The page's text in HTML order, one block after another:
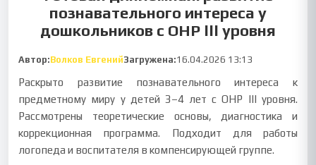
познавательного интереса у
дошкольников с ОНР III уровня
Автор:Волков ЕвгенийЗагружена:16.04.2026 13:13
Раскрыто развитие познавательного интереса к
предметному миру у детей 3–4 лет с ОНР III уровня.
Рассмотрены теоретические основы, диагностика и
коррекционная программа. Подходит для работы
логопеда и воспитателя в компенсирующей группе.